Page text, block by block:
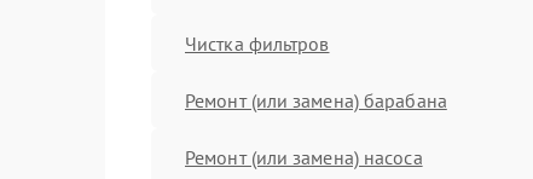
Чистка фильтров
Ремонт (или замена) барабана
Ремонт (или замена) насоса